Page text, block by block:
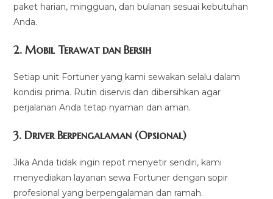
paket harian, mingguan, dan bulanan sesuai kebutuhan
Anda.
2.Mobil Terawat dan Bersih
Setiap unit Fortuner yang kami sewakan selalu dalam
kondisi prima. Rutin diservis dan dibersihkan agar
perjalanan Anda tetap nyaman dan aman.
3.Driver Berpengalaman (Opsional)
Jika Anda tidak ingin repot menyetir sendiri, kami
menyediakan layanan sewa Fortuner dengan sopir
profesional yang berpengalaman dan ramah.